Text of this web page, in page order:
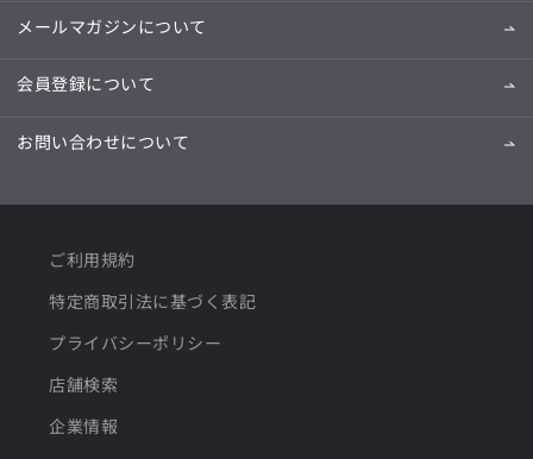
メールマガジンについて
会員登録について
お問い合わせについて
ご利用規約
特定商取引法に基づく表記
プライバシーポリシー
店舗検索
企業情報